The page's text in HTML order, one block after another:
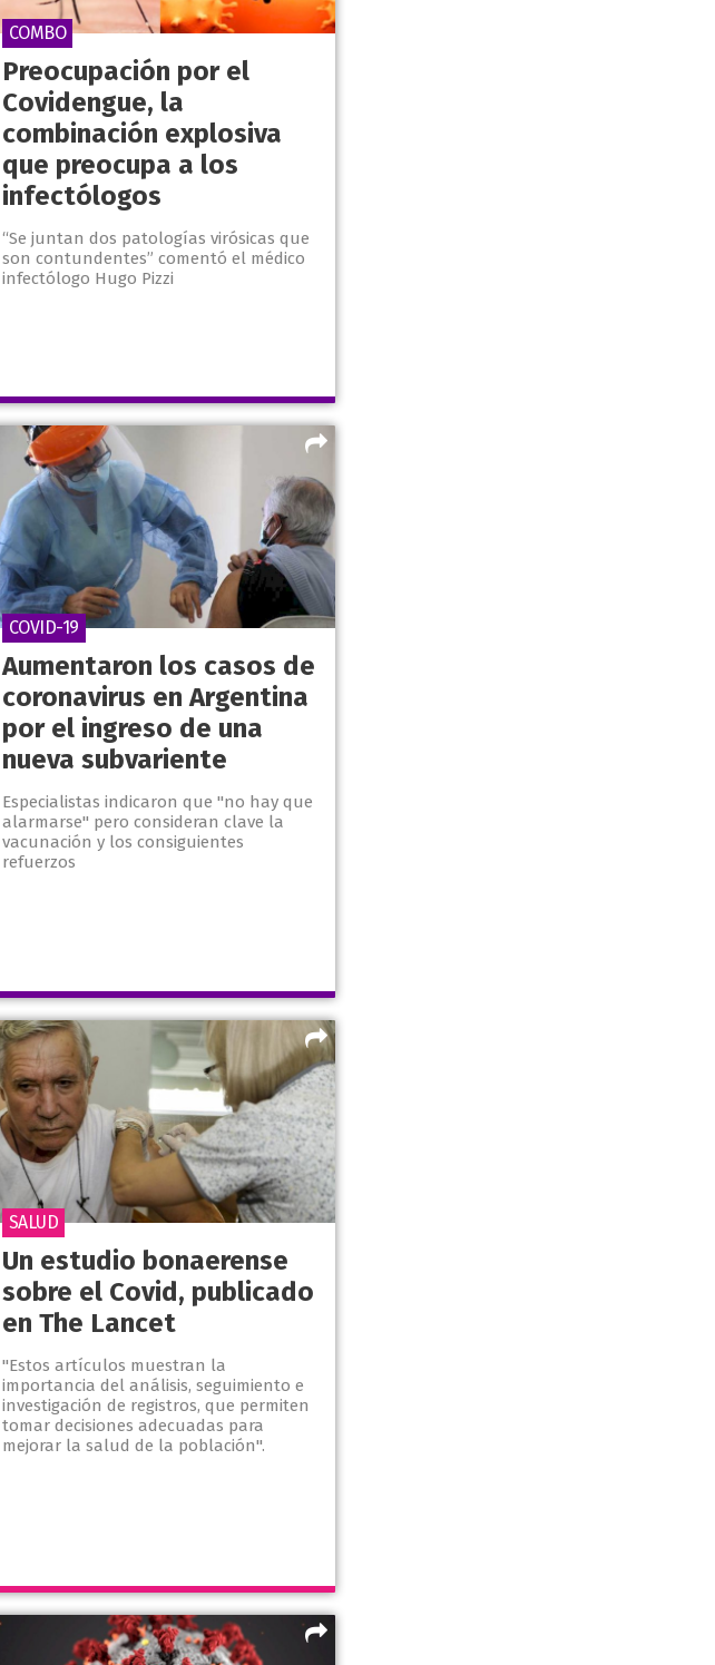
Preocupación por el
Covidengue, la
combinación explosiva
que preocupa a los
infectólogos
“Se juntan dos patologías virósicas que
son contundentes” comentó el médico
infectólogo Hugo Pizzi
COMBO
Aumentaron los casos de
coronavirus en Argentina
por el ingreso de una
nueva subvariente
Especialistas indicaron que "no hay que
alarmarse" pero consideran clave la
vacunación y los consiguientes
refuerzos
COVID-19
Un estudio bonaerense
sobre el Covid, publicado
en The Lancet
"Estos artículos muestran la
importancia del análisis, seguimiento e
investigación de registros, que permiten
tomar decisiones adecuadas para
mejorar la salud de la población".
SALUD